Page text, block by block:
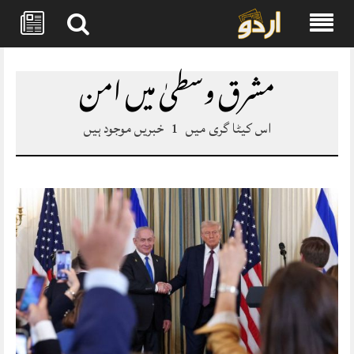
Skip
مشرق وسطیٰ میں امن
اس کیٹا گری میں 1 خبریں موجود ہیں